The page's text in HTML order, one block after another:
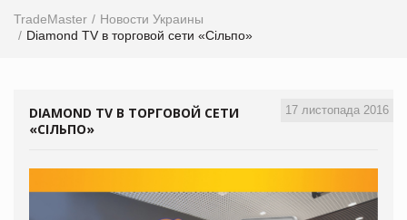
TradeMaster
Новости Украины
Diamond TV в торговой сети «Сільпо»
17 листопада 2016
DIAMOND TV В ТОРГОВОЙ СЕТИ
«СІЛЬПО»